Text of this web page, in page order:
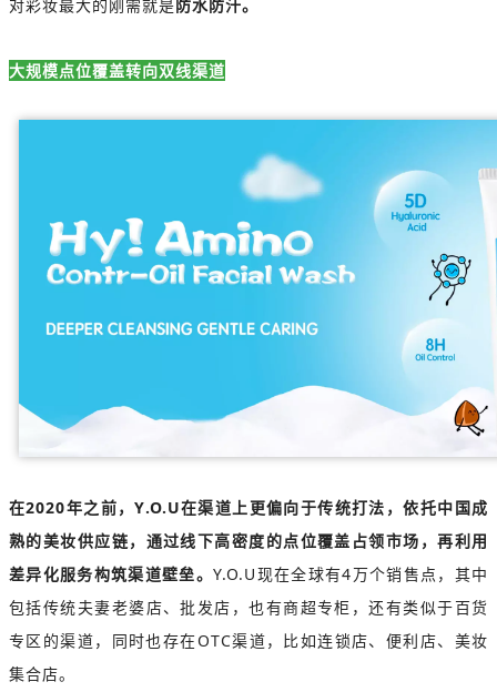
对彩妆最大的刚需就是防水防汗。
大规模点位覆盖转向双线渠道
在2020年之前，Y.O.U在渠道上更偏向于传统打法，依托中国成
熟的美妆供应链，通过线下高密度的点位覆盖占领市场，再利用
差异化服务构筑渠道壁垒。Y.O.U现在全球有4万个销售点，其中
包括传统夫妻老婆店、批发店，也有商超专柜，还有类似于百货
专区的渠道，同时也存在OTC渠道，比如连锁店、便利店、美妆
集合店。